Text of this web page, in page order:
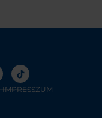
IMPRESSZUM